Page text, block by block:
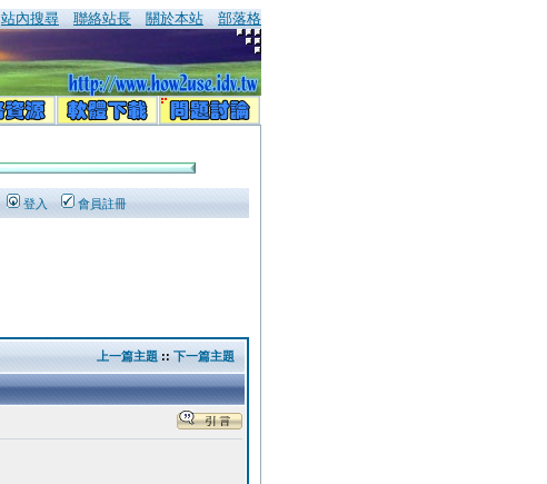
站內搜尋 聯絡站長 關於本站 部落格
登入 會員註冊
上一篇主題::下一篇主題